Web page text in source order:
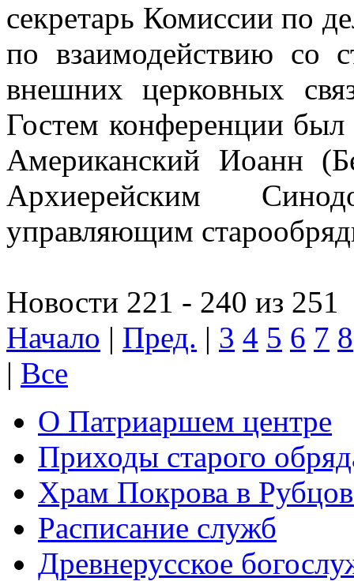
секретарь Комиссии по
по взаимодействию со
внешних церковных
Гостем конференции
Американский Иоанн
Архиерейским
управляющим
Новости 221 - 240 из 251
Начало | Пред. | 3 4 5 6 7 8
| Все
О Патриаршем центре
Приходы старого
Храм Покрова в
Расписание служб
Древнерусское